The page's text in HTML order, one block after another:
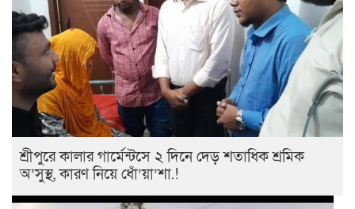
শ্রীপুরে কালার গার্মেন্টসে ২ দিনে দেড় শতাধিক শ্রমিক
অ’সুস্থ, কারণ নিয়ে ধোঁ’য়া’শা.!